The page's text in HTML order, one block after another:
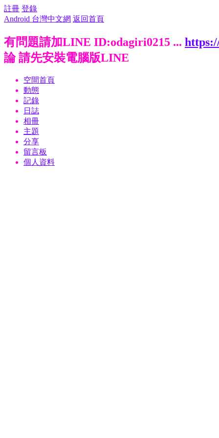
註冊 登錄
Android 台灣中文網 返回首頁
有問題請加LINE ID:odagiri0215 ...
論 請先安裝電腦版LINE
空間首頁
動態
記錄
日誌
相冊
主題
分享
留言板
個人資料